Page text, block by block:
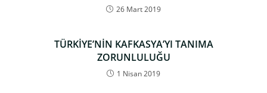
26 Mart 2019
TÜRKİYE’NİN KAFKASYA’YI TANIMA
ZORUNLULUĞU
1 Nisan 2019